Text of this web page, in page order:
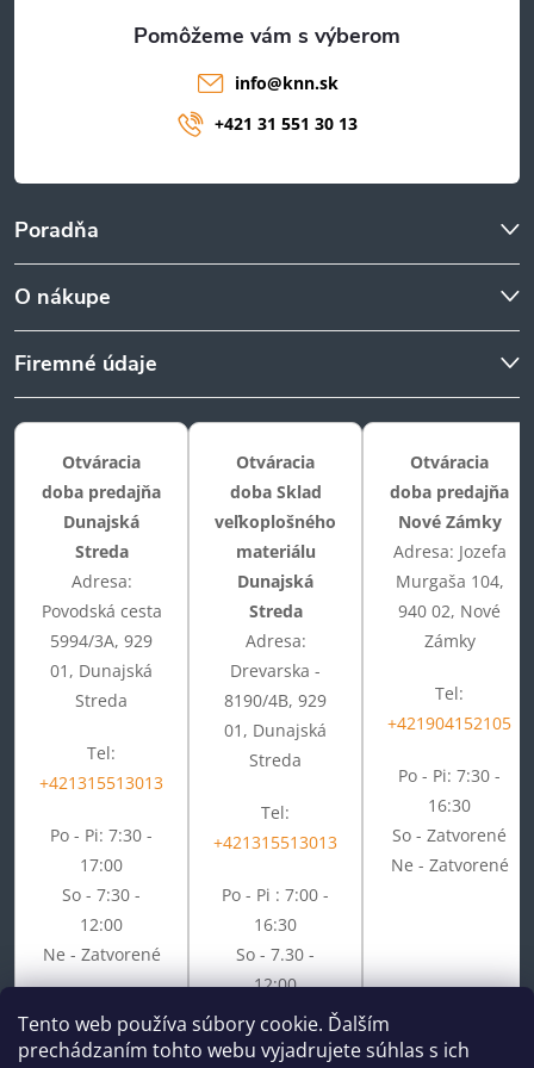
Tento web používa súbory cookie. Ďalším
prechádzaním tohto webu vyjadrujete súhlas s ich
Poradňa
O nákupe
Firemné údaje
info@knn.sk
+421 31 551 30 13
Otváracia
doba predajňa
Dunajská
Streda
Adresa:
Povodská cesta
5994/3A, 929
01, Dunajská
Streda
Tel:
+421315513013
Po - Pi: 7:30 -
17:00
So - 7:30 -
12:00
Ne - Zatvorené
Otváracia
doba Sklad
veľkoplošného
materiálu
Dunajská
Streda
Adresa:
Drevarska -
8190/4B, 929
01, Dunajská
Streda
Tel:
+421315513013
Po - Pi : 7:00 -
16:30
So - 7.30 -
12:00
Ne - Zatvorené
Otváracia
doba predajňa
Nové Zámky
Adresa: Jozefa
Murgaša 104,
940 02, Nové
Zámky
Tel:
+421904152105
Po - Pi: 7:30 -
16:30
So - Zatvorené
Ne - Zatvorené